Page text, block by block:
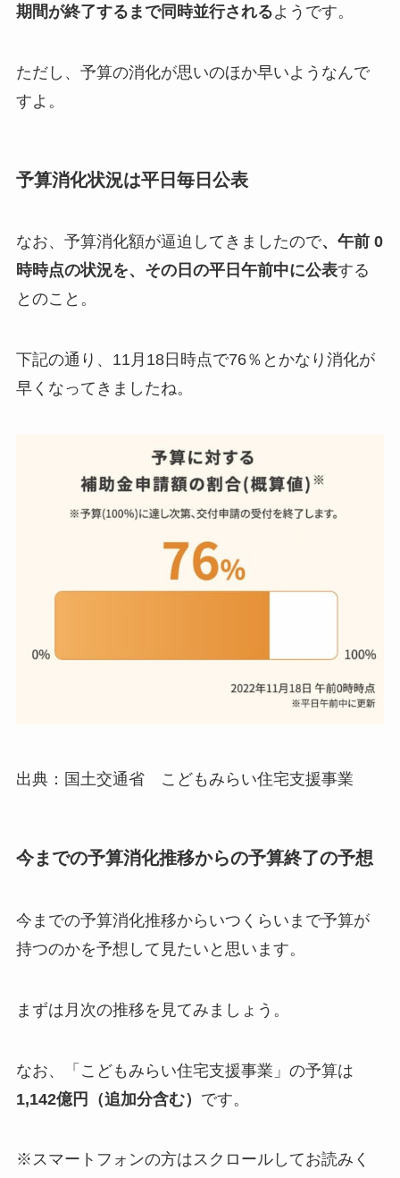
期間が終了するまで同時並行されるようです。
ただし、予算の消化が思いのほか早いようなんで
すよ。
予算消化状況は平日毎日公表
なお、予算消化額が逼迫してきましたので、午前 0
時時点の状況を、その日の平日午前中に公表する
とのこと。
下記の通り、11月18日時点で76％とかなり消化が
早くなってきましたね。
出典：国土交通省 こどもみらい住宅支援事業
今までの予算消化推移からの予算終了の予想
今までの予算消化推移からいつくらいまで予算が
持つのかを予想して見たいと思います。
まずは月次の推移を見てみましょう。
なお、「こどもみらい住宅支援事業」の予算は
1,142億円（追加分含む） です。
※スマートフォンの方はスクロールしてお読みく